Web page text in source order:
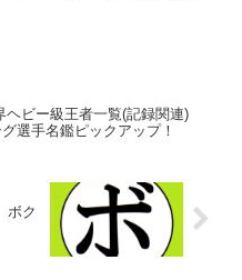
ヘビー級王者一覧(記録関連)
選手名鑑ピックアップ！
ボク